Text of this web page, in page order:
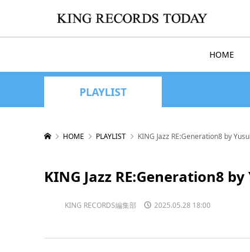
HOME
PLAYLIST
HOME PLAYLIST KING Jazz RE:Generation8 by
KING Jazz RE:Generation8
KING RECORDS編集部 2025.05.28 18:00